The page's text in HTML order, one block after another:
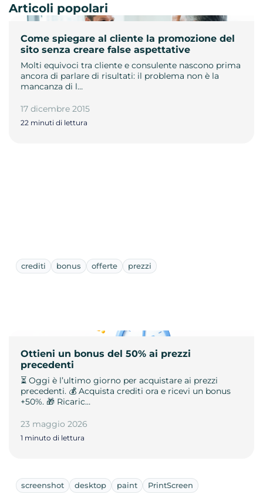
Come spiegare al cliente la promozione del
sito senza creare false aspettative
Molti equivoci tra cliente e consulente nascono prima
ancora di parlare di risultati: il problema non è la
mancanza di l…
17 dicembre 2015
22 minuti di lettura
Articoli popolari
crediti bonus offerte prezzi
Ottieni un bonus del 50% ai prezzi
precedenti
⏳ Oggi è l’ultimo giorno per acquistare ai prezzi
precedenti. 💰 Acquista crediti ora e ricevi un bonus
+50%. 🎁 Ricaric…
23 maggio 2026
1 minuto di lettura
screenshot desktop paint PrintScreen